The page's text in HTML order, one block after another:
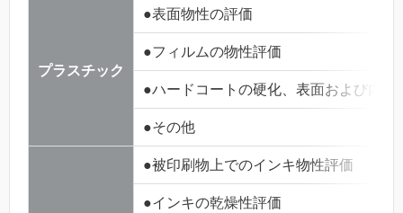
プラスチック
●表面物性の評価
●フィルムの物性評価
●ハードコートの硬化、表面および内部
●その他
●被印刷物上でのインキ物性評価
●インキの乾燥性評価